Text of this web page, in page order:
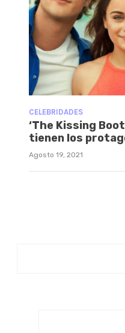
CELEBRIDADES
‘The Kissing
tienen los
Agosto 19, 2021